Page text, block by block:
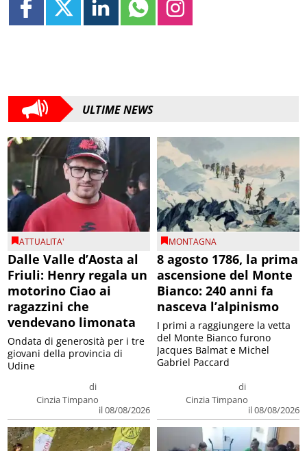
ULTIME NEWS
ATTUALITA'
Dalle Valle d’Aosta al
Friuli: Henry regala un
motorino Ciao ai
ragazzini che
vendevano limonata
di
Cinzia Timpano
il 08/08/2026
Ondata di generosità per i tre
giovani della provincia di
Udine
MONTAGNA
8 agosto 1786, la prima
ascensione del Monte
Bianco: 240 anni fa
nasceva l’alpinismo
di
Cinzia Timpano
il 08/08/2026
I primi a raggiungere la vetta
del Monte Bianco furono
Jacques Balmat e Michel
Gabriel Paccard